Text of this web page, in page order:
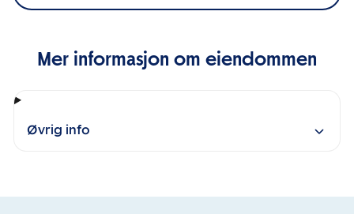
Mer informasjon om eiendommen
Øvrig info